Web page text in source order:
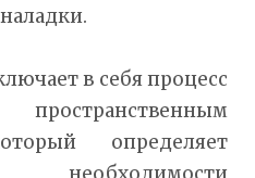
в себя процесс
определяет